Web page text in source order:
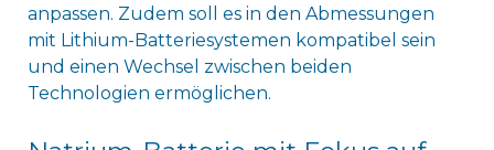
anpassen. Zudem soll es in den Abmessungen
mit Lithium-Batteriesystemen kompatibel sein
und einen Wechsel zwischen beiden
Technologien ermöglichen.